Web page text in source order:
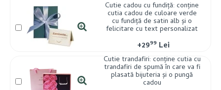
Cutie cadou cu fundiță: conține
cutia cadou de culoare verde
cu fundiță de satin alb și o
felicitare cu text personalizat
+2999 Lei
Cutie trandafiri: conține cutia cu
trandafiri de spumă în care va fi
plasată bijuteria și o pungă
cadou